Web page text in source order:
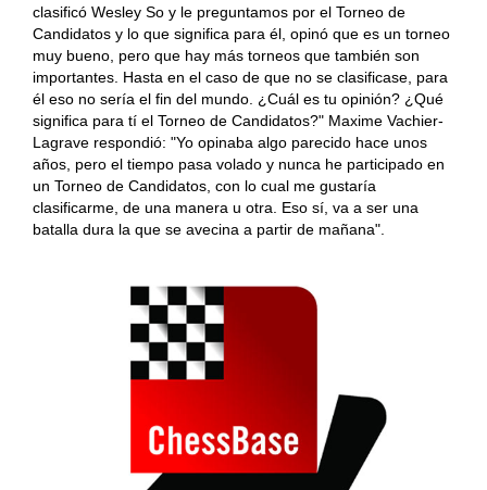
clasificó Wesley So y le preguntamos por el Torneo de
Candidatos y lo que significa para él, opinó que es un torneo
muy bueno, pero que hay más torneos que también son
importantes. Hasta en el caso de que no se clasificase, para
él eso no sería el fin del mundo. ¿Cuál es tu opinión? ¿Qué
significa para tí el Torneo de Candidatos?" Maxime Vachier-
Lagrave respondió: "Yo opinaba algo parecido hace unos
años, pero el tiempo pasa volado y nunca he participado en
un Torneo de Candidatos, con lo cual me gustaría
clasificarme, de una manera u otra. Eso sí, va a ser una
batalla dura la que se avecina a partir de mañana".